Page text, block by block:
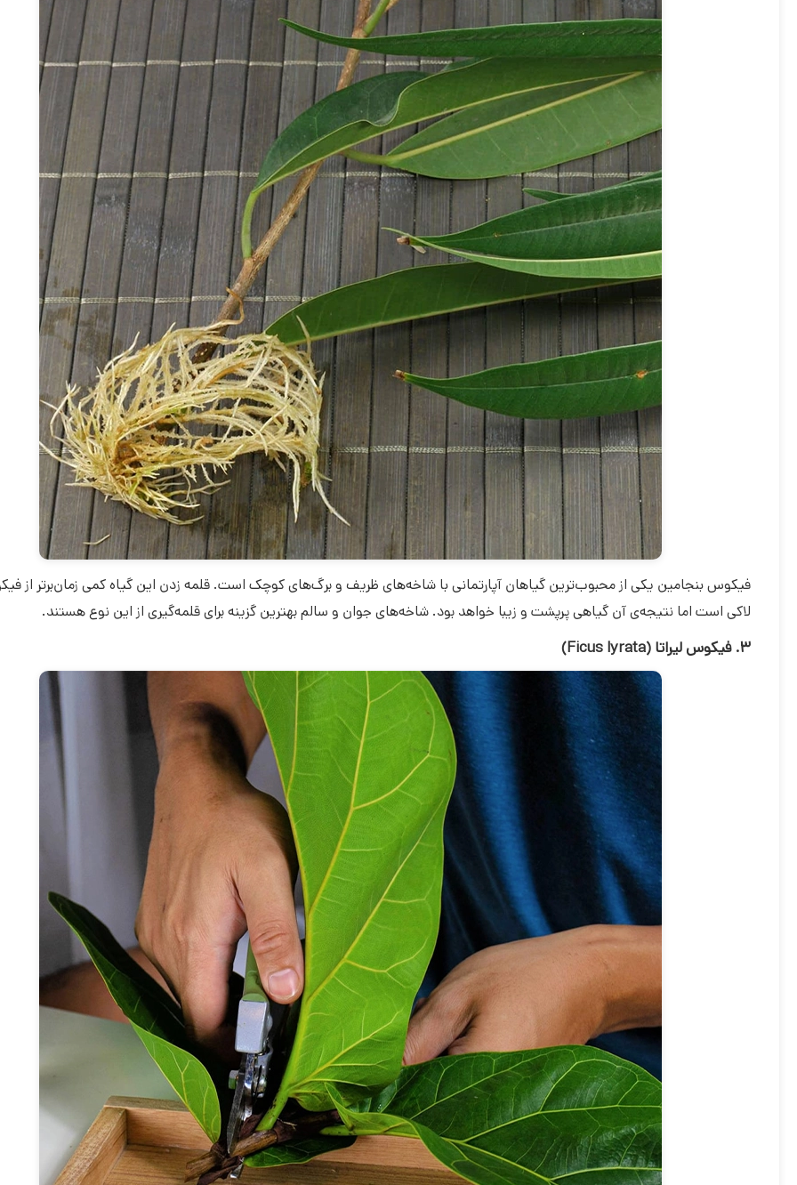
فیکوس بنجامین یکی از محبوب‌ترین گیاهان آپارتمانی با شاخه‌های ظریف و برگ‌های کوچک است. قلمه زدن این گیاه کمی زمان‌برتر از
لاکی است اما نتیجه‌ی آن گیاهی پرپشت و زیبا خواهد بود. شاخه‌های جوان و سالم بهترین گزینه برای قلمه‌گیری از این نوع هستند.
۳. فیکوس لیراتا (Ficus lyrata)